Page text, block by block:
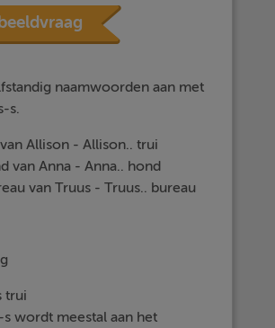
naamwoorden aan met
s.
Allison - Allison.. trui
van Anna - Anna.. hond
van Truus - Truus.. bureau
trui
wordt meestal aan het